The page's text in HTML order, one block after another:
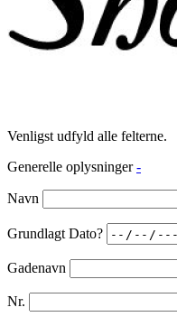
Venligst udfyld alle felterne.
Generelle oplysninger -
Navn
Grundlagt Dato?
Gadenavn
Nr.